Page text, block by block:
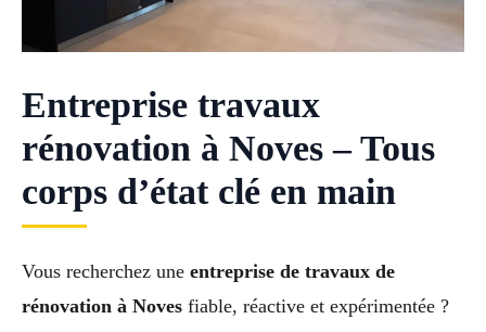
Entreprise travaux
rénovation à Noves – Tous
corps d’état clé en main
Vous recherchez une entreprise de travaux de
rénovation à Noves fiable, réactive et expérimentée ?